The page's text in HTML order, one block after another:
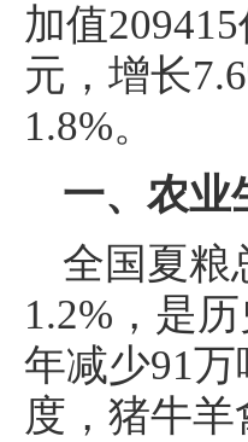
加值
元，增长
1.8%。
一、农业
全国夏粮
1.2%，是
年减少91
度，猪牛